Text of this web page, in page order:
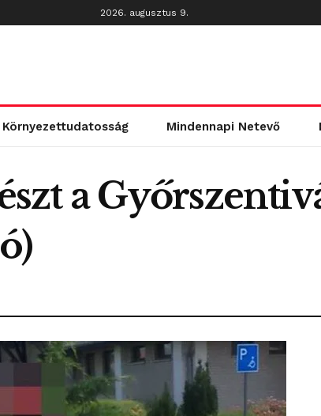
2026. augusztus 9.
Környezettudatosság Mindennapi Netevő
a